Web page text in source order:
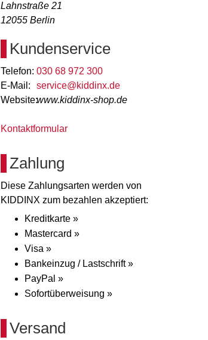
Lahnstraße 21
12055 Berlin
Kundenservice
Telefon: 030 68 972 300
E-Mail:
service@kiddinx.de
Website:www.kiddinx-shop.de
Kontaktformular
Zahlung
Diese Zahlungsarten werden von
KIDDINX zum bezahlen akzeptiert:
Kreditkarte »
Mastercard »
Visa »
Bankeinzug / Lastschrift »
PayPal »
Sofortüberweisung »
Versand